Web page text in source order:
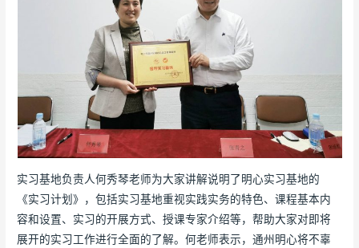
实习基地负责人何秀琴老师为大家讲解说明了明心实习基地的
《实习计划》，包括实习基地重视实践实务的特色、课程基本内
容和设置、实习的开展方式、授课专家介绍等，帮助大家对即将
展开的实习工作进行全面的了解。何老师表示，通州明心将不辜